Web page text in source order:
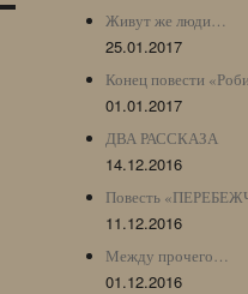
Живут же люди…
25.01.2017
Конец повести
01.01.2017
ДВА РАССКАЗА
14.12.2016
Повесть
11.12.2016
Между прочего…
01.12.2016